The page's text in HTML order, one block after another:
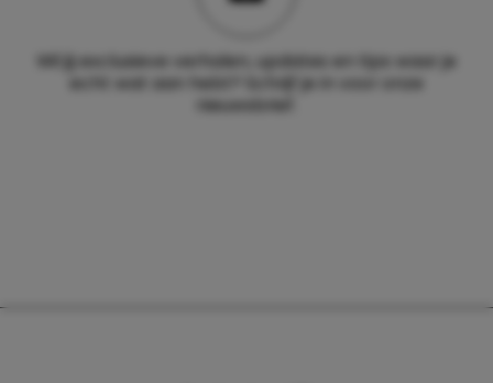
Wil jij exclusieve verhalen, updates en tips waar je
echt wat aan hebt? Schrijf je in voor onze
nieuwsbrief.